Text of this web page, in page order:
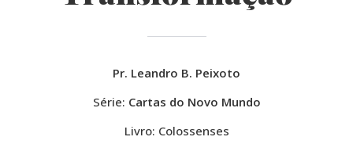
Pr. Leandro B. Peixoto
Série: Cartas do Novo Mundo
Livro: Colossenses